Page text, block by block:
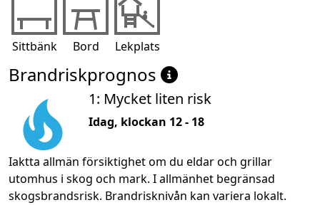
Sittbänk Bord Lekplats
Brandriskprognos
1: Mycket liten risk
Idag, klockan 12 - 18
Iaktta allmän försiktighet om du eldar och grillar
utomhus i skog och mark. I allmänhet begränsad
skogsbrandsrisk. Brandrisknivån kan variera lokalt.